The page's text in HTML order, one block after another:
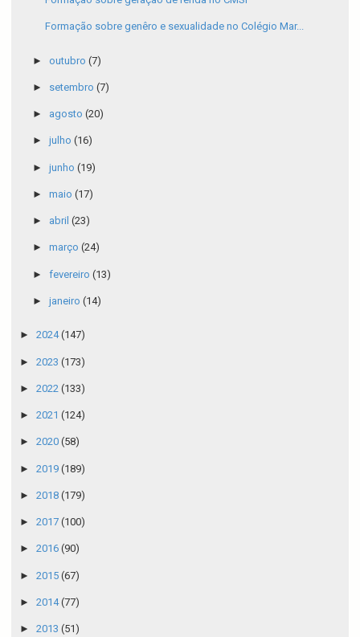
Formação sobre genêro e sexualidade no Colégio Mar...
► outubro (7)
► setembro (7)
► agosto (20)
► julho (16)
► junho (19)
► maio (17)
► abril (23)
► março (24)
► fevereiro (13)
► janeiro (14)
► 2024(147)
► 2023 (173)
► 2022 (133)
► 2021 (124)
► 2020 (58)
► 2019 (189)
► 2018 (179)
► 2017 (100)
► 2016 (90)
► 2015 (67)
► 2014(77)
► 2013 (51)